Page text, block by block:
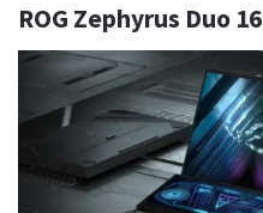
ROG Zephyrus Duo 16